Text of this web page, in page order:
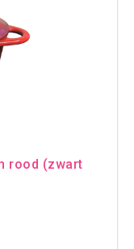
rood (zwart